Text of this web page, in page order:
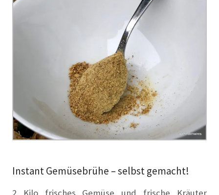
Instant Gemüsebrühe – selbst gemacht!
2 Kilo frisches Gemüse und frische Kräuter